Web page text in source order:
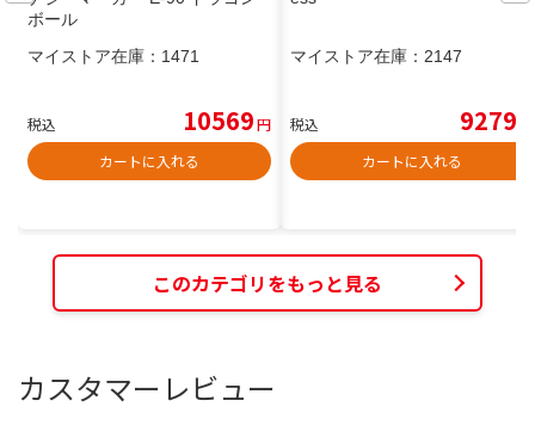
ボール
マイストア在庫： 1471
税込 10569円
カートに入れる
マイストア在庫： 2147
税込 9279
カートに入れる
このカテゴリをもっと見る
カスタマーレビュー